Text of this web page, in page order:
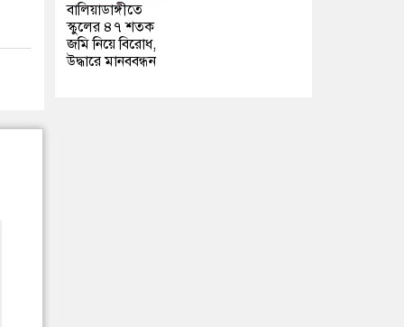
বালিয়াডাঙ্গীতে
স্কুলের ৪৭ শতক
জমি নিয়ে বিরোধ,
উদ্ধারে মানববন্ধন